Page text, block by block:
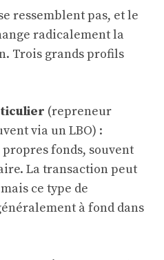
ressemblent pas, et le
radicalement la
Trois grands profils
(repreneur
via un LBO) :
fonds, souvent
La transaction peut
ce type de
à fond dans